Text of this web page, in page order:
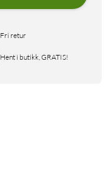
Fri retur
Hent i butikk, GRATIS!